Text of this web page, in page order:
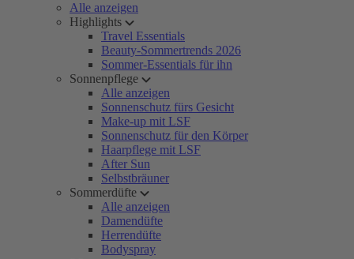
Alle anzeigen
Highlights
Travel Essentials
Beauty-Sommertrends 2026
Sommer-Essentials für ihn
Sonnenpflege
Alle anzeigen
Sonnenschutz fürs Gesicht
Make-up mit LSF
Sonnenschutz für den Körper
Haarpflege mit LSF
After Sun
Selbstbräuner
Sommerdüfte
Alle anzeigen
Damendüfte
Herrendüfte
Bodyspray